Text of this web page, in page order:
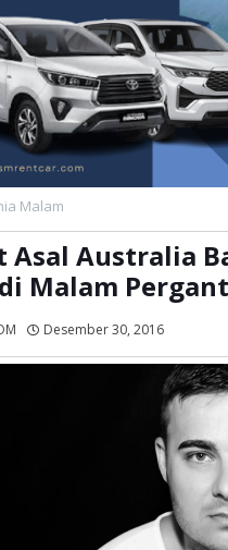
Malam
Asal Australia
Malam
Desember 30, 2016